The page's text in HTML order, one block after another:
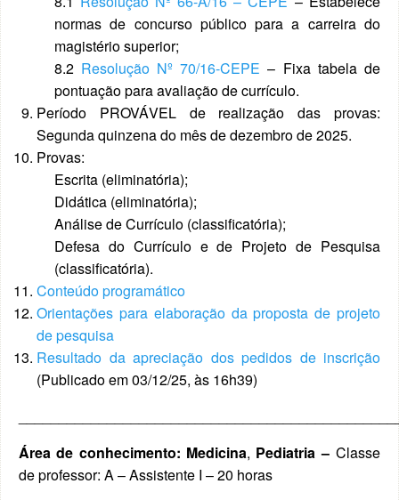
normas de concurso público para a carreira do
magistério superior;
8.2 Resolução Nº 70/16-CEPE – Fixa tabela de
pontuação para avaliação de currículo.
Período PROVÁVEL de realização das provas:
Segunda quinzena do mês de dezembro de 2025.
Provas:
Escrita (eliminatória);
Didática (eliminatória);
Análise de Currículo (classificatória);
Defesa do Currículo e de Projeto de Pesquisa
(classificatória).
Conteúdo programático
Orientações para elaboração da proposta de projeto
de pesquisa
Resultado da apreciação dos pedidos de inscrição
(Publicado em 03/12/25, às 16h39)
Área de conhecimento: Medicina, Pediatria – Classe
de professor: A – Assistente I – 20 horas